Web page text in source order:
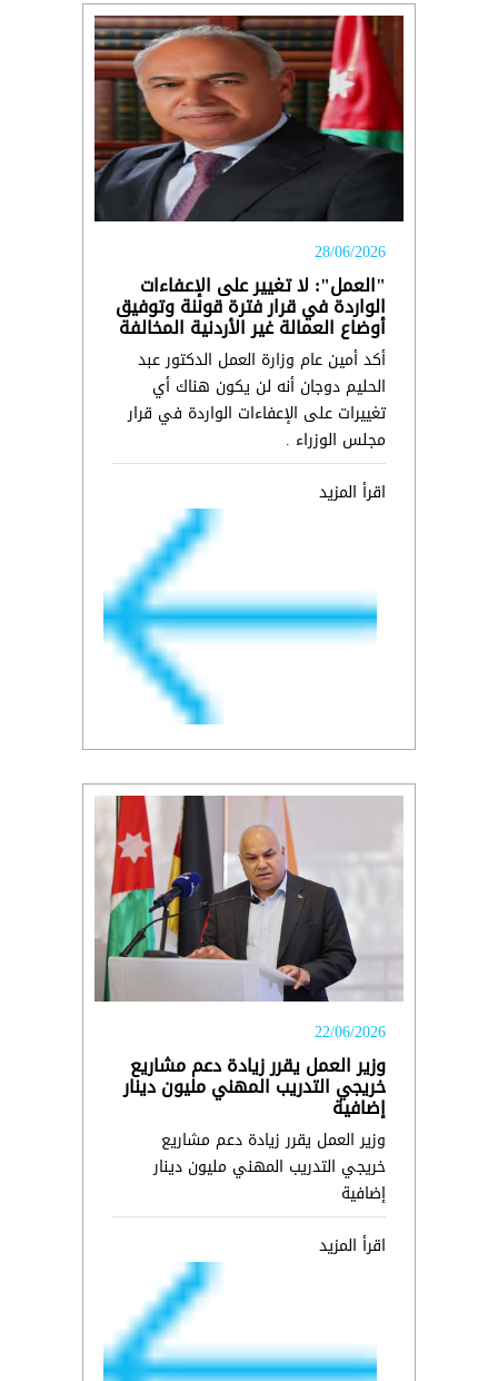
28/06/2026
"العمل": لا تغيير على الإعفاءات
الواردة في قرار فترة قوننة وتوفيق
أوضاع العمالة غير الأردنية المخالفة
أكد أمين عام وزارة العمل الدكتور عبد
الحليم دوجان أنه لن يكون هناك أي
تغييرات على الإعفاءات الواردة في قرار
مجلس الوزراء .
اقرأ المزيد
22/06/2026
وزير العمل يقرر زيادة دعم مشاريع
خريجي التدريب المهني مليون دينار
إضافية
وزير العمل يقرر زيادة دعم مشاريع
خريجي التدريب المهني مليون دينار
إضافية
اقرأ المزيد